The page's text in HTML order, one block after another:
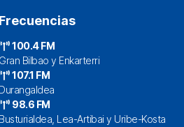
100.4 FM
Bilbao y Enkarterri
107.1 FM
98.6 FM
Lea-Artibai y Uribe-Kosta